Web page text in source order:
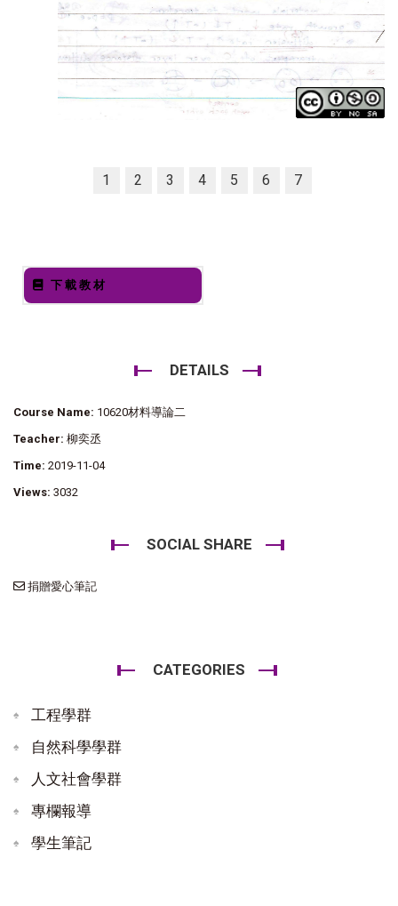
1 2 3 4 5 6 7
下載教材
DETAILS
Course Name: 10620材料導論二
Teacher: 柳奕丞
Time: 2019-11-04
Views: 3032
SOCIAL SHARE
捐贈愛心筆記
CATEGORIES
工程學群
自然科學學群
人文社會學群
專欄報導
學生筆記